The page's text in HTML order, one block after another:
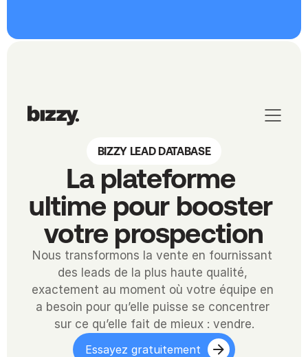
BIZZY LEAD DATABASE
La plateforme
ultime pour booster
votre prospection
Nous transformons la vente en fournissant
des leads de la plus haute qualité,
exactement au moment où votre équipe en
a besoin pour qu’elle puisse se concentrer
sur ce qu’elle fait de mieux : vendre.
Essayez gratuitement